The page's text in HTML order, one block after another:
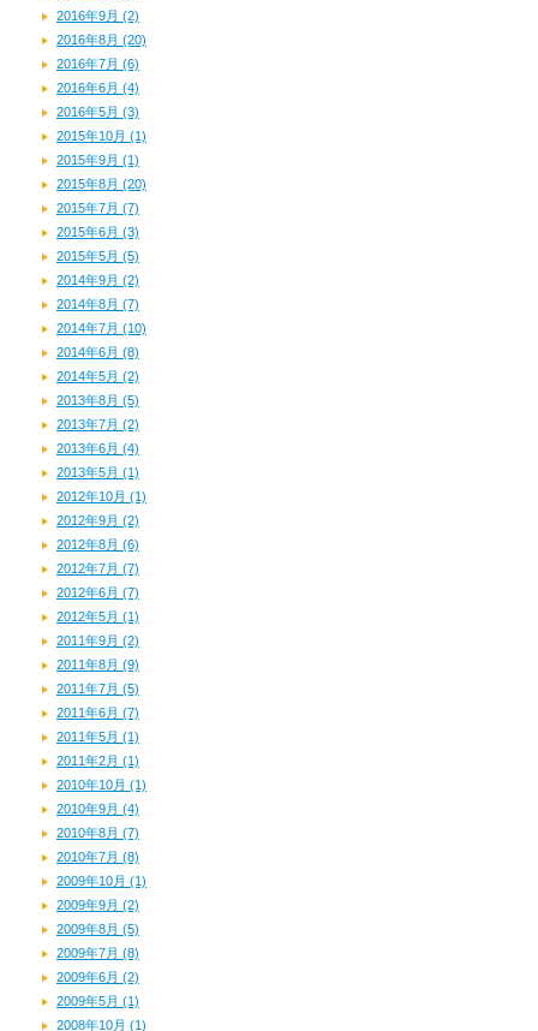
2016年9月 (2)
2016年8月 (20)
2016年7月 (6)
2016年6月 (4)
2016年5月 (3)
2015年10月 (1)
2015年9月 (1)
2015年8月 (20)
2015年7月 (7)
2015年6月 (3)
2015年5月 (5)
2014年9月 (2)
2014年8月 (7)
2014年7月 (10)
2014年6月 (8)
2014年5月 (2)
2013年8月 (5)
2013年7月 (2)
2013年6月 (4)
2013年5月 (1)
2012年10月 (1)
2012年9月 (2)
2012年8月 (6)
2012年7月 (7)
2012年6月 (7)
2012年5月 (1)
2011年9月 (2)
2011年8月 (9)
2011年7月 (5)
2011年6月 (7)
2011年5月 (1)
2011年2月 (1)
2010年10月 (1)
2010年9月 (4)
2010年8月 (7)
2010年7月 (8)
2009年10月 (1)
2009年9月 (2)
2009年8月 (5)
2009年7月 (8)
2009年6月 (2)
2009年5月 (1)
2008年10月 (1)